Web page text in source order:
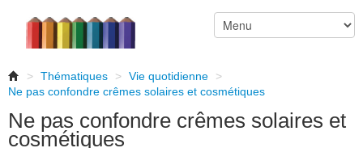
> Thématiques > Vie quotidienne
>
Ne pas confondre crêmes solaires et cosmétiques
Ne pas confondre crêmes solaires et
cosmétiques